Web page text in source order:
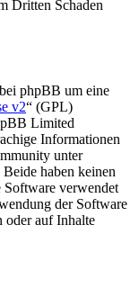
Dritten Schaden
phpBB um eine
v2“ (GPL)
Limited
Informationen
unter
haben keinen
verwendet
der Software
oder auf Inhalte